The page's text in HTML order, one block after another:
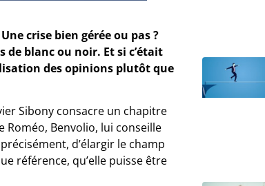
crise bien gérée ou pas ?
blanc ou noir. Et si c’était
des opinions plutôt que
Sibony consacre un chapitre
Roméo, Benvolio, lui conseille
d’élargir le champ
référence, qu’elle puisse être